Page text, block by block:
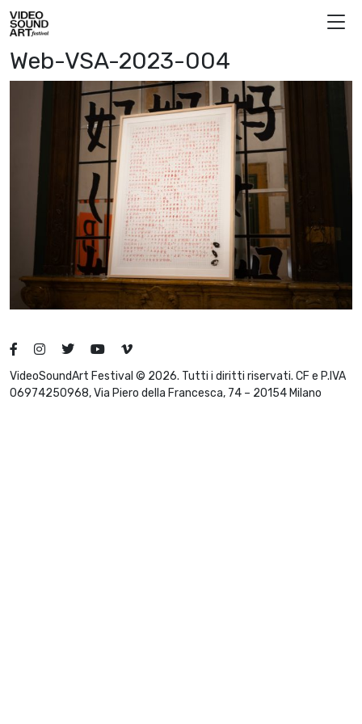
Vai al contenuto
Video Sound Art
Web-VSA-2023-004
VideoSoundArt Festival © 2026. Tutti i diritti riservati. CF e P.IVA
06974250968, Via Piero della Francesca, 74 – 20154 Milano